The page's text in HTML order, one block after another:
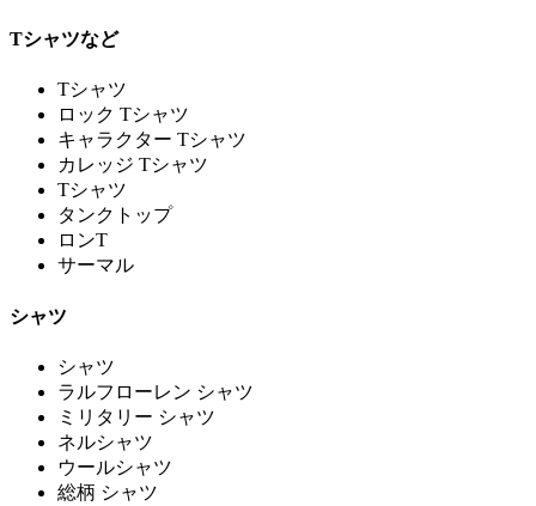
Tシャツなど
Tシャツ
ロック Tシャツ
キャラクター Tシャツ
カレッジ Tシャツ
Tシャツ
タンクトップ
ロンT
サーマル
シャツ
シャツ
ラルフローレン シャツ
ミリタリー シャツ
ネルシャツ
ウールシャツ
総柄 シャツ